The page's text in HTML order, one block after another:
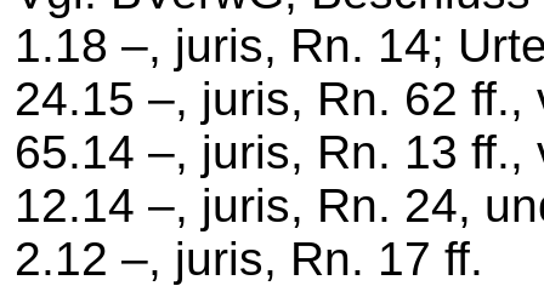
1.18 –, juris, Rn. 14;
24.15 –, juris, Rn. 62
65.14 –, juris, Rn. 13
12.14 –, juris, Rn. 24,
2.12 –, juris, Rn. 17 ff.